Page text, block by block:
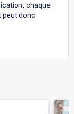
chaque
peut donc